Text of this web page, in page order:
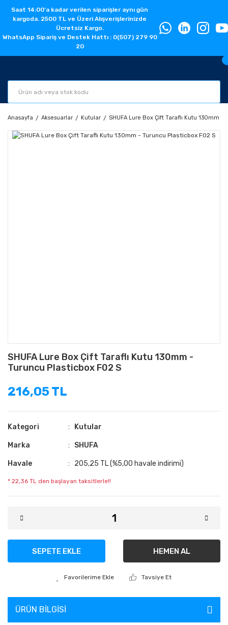
Saat 14:00'a kadar verilen siparişler aynı gün
kargoda. 2500 TL ve Üzeri Alışverişlerinizde
Ücretsiz Kargo.
WhatsApp Sipariş ve Destek Hattı : 0(507) 279 90
20
Anasayfa Aksesuarlar Kutular SHUFA Lure Box Çift Taraflı Kutu 130mm -
SHUFA Lure Box Çift Taraflı Kutu 130mm -
Turuncu Plasticbox F02 S
216,05 TL
Kategori Kutular
Marka SHUFA
Havale 205,25 TL (%5,00 havale indirimi)
* 22,36 TL den başlayan taksitlerle!!
SEPETE EKLE HEMEN AL
Tavsiye Et
ÜRÜN BILGISI